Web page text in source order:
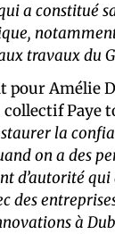
a constitué
travaux du
pour Amélie
Paye
la
on a des
d’autorité qui
des
à